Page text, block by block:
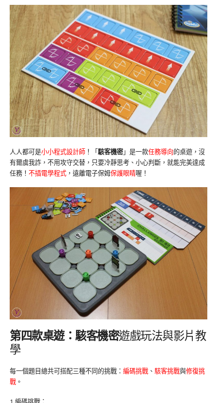
人人都可是小小程式設計師 ！「駭客機密」是一款任務導向的桌遊，沒
有爾虞我詐，不用攻守交替，只要冷靜思考、小心判斷，就能完美達成
任務！ 不插電學程式 ，遠離電子保姆保護眼睛喔！
第四款桌遊：駭客機密遊戲玩法與影片教
學
每一個題目總共可搭配三種不同的挑戰： 編碼挑戰 、 駭客挑戰與修復挑
戰 。